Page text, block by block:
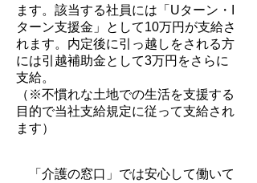
ます。該当する社員には「Uターン・I
ターン支援金」として10万円が支給さ
れます。内定後に引っ越しをされる方
には引越補助金として3万円をさらに
支給。
（※不慣れな土地での生活を支援する
目的で当社支給規定に従って支給され
ます）
​ 「介護の窓口」では安心して働いて